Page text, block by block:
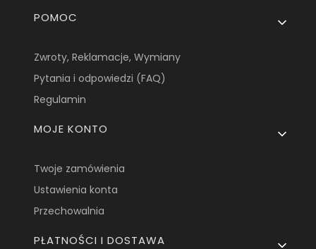
Linki w stopce
POMOC
Zwroty, Reklamacje, Wymiany
Pytania i odpowiedzi (FAQ)
Regulamin
MOJE KONTO
Twoje zamówienia
Ustawienia konta
Przechowalnia
PŁATNOŚCI I DOSTAWA